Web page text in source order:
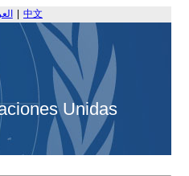
中文
Unidas